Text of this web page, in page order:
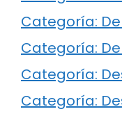
Categoría:
Categoría:
Categoría:
Categoría: